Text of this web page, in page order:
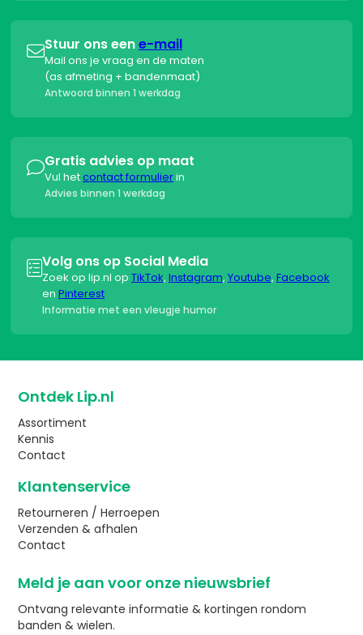
Stuur ons eene-mail
Mail ons je vraag en de maten
(as afmeting + bandenmaat)
Antwoord binnen 1 werkdag
Gratis advies op maat
Vul hetcontact formulierin
Advies binnen 1 werkdag
Volg ons op Social Media
Zoek op lip.nl op TikTok, Instagram, Youtube, Facebook
en Pinterest
Informatie met een vleugje humor
Ontdek Lip.nl
Assortiment
Kennis
Contact
Klantenservice
Retourneren / Herroepen
Verzenden & afhalen
Contact
Meld je aan voor onze nieuwsbrief
Ontvang relevante informatie & kortingen rondom
banden & wielen.